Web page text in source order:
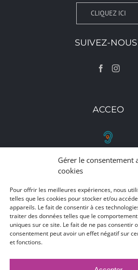
Gérer le consentement
cookies
Pour offrir les meilleures expériences, nous
telles que les cookies pour stocker et/ou
appareils. Le fait de consentir à ces
traiter des données telles que le
uniques sur ce site. Le fait de ne pas consentir
consentement peut avoir un effet négatif sur
et fonctions.
CLIQUEZ ICI
SUIVEZ-
ACCEO
RETROUVEZ-
Toutes nos adresses,
d'ouverture
CLIQUEZ ICI